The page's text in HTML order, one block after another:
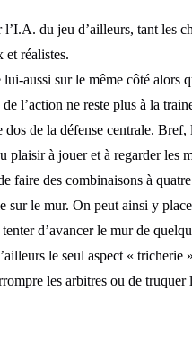
du jeu d’ailleurs, tant les
et réalistes.
aussi sur le même côté alors
l’action ne reste plus à la
de la défense centrale. Bref,
à jouer et à regarder les
faire des combinaisons à
sur le mur. On peut ainsi y
d’avancer le mur de
le seul aspect « tricherie
les arbitres ou de truquer